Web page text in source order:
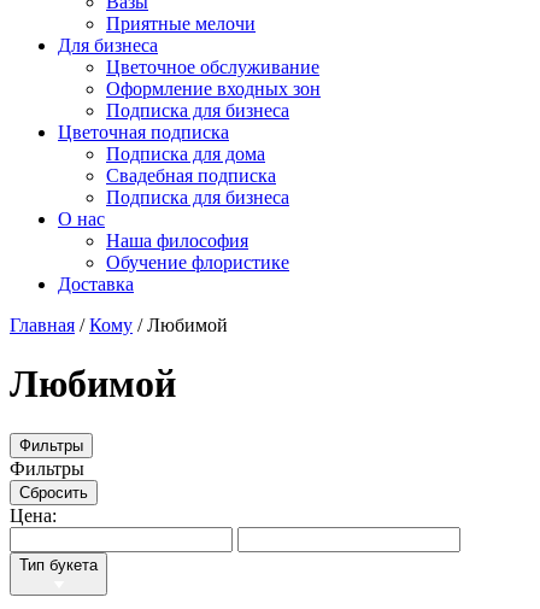
Приятные мелочи
Для бизнеса
Цветочное обслуживание
Оформление входных зон
Подписка для бизнеса
Цветочная подписка
Подписка для дома
Свадебная подписка
Подписка для бизнеса
О нас
Наша философия
Обучение флористике
Доставка
Главная / Кому /Любимой
Любимой
Фильтры
Фильтры
Сбросить
Цена:
Тип букета